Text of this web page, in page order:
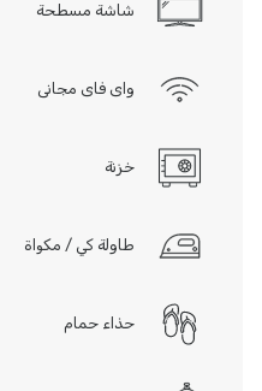
شاشة مسطحة
واى فاى مجانى
خزنة
طاولة كي / مكواة
حذاء حمام